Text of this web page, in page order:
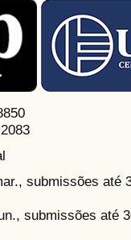
submissões até
submissões até